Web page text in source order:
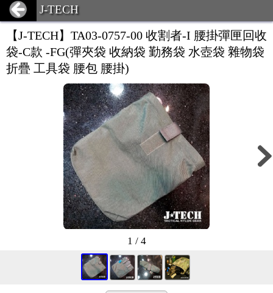
J-TECH
【J-TECH】TA03-0757-00 收割者-I 腰掛彈匣回收
袋-C款 -FG(彈夾袋 收納袋 勤務袋 水壺袋 雜物袋
折疊 工具袋 腰包 腰掛)
1 / 4